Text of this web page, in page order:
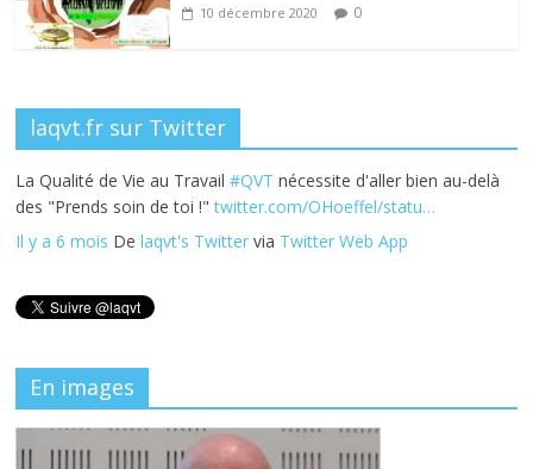
10 décembre 2020 0
laqvt.fr sur Twitter
La Qualité de Vie au Travail#QVT nécessite d'aller bien au-delà
des "Prends soin de toi !"twitter.com/OHoeffel/statu…
Il y a 6 mois Delaqvt's Twitter via Twitter Web App
En images